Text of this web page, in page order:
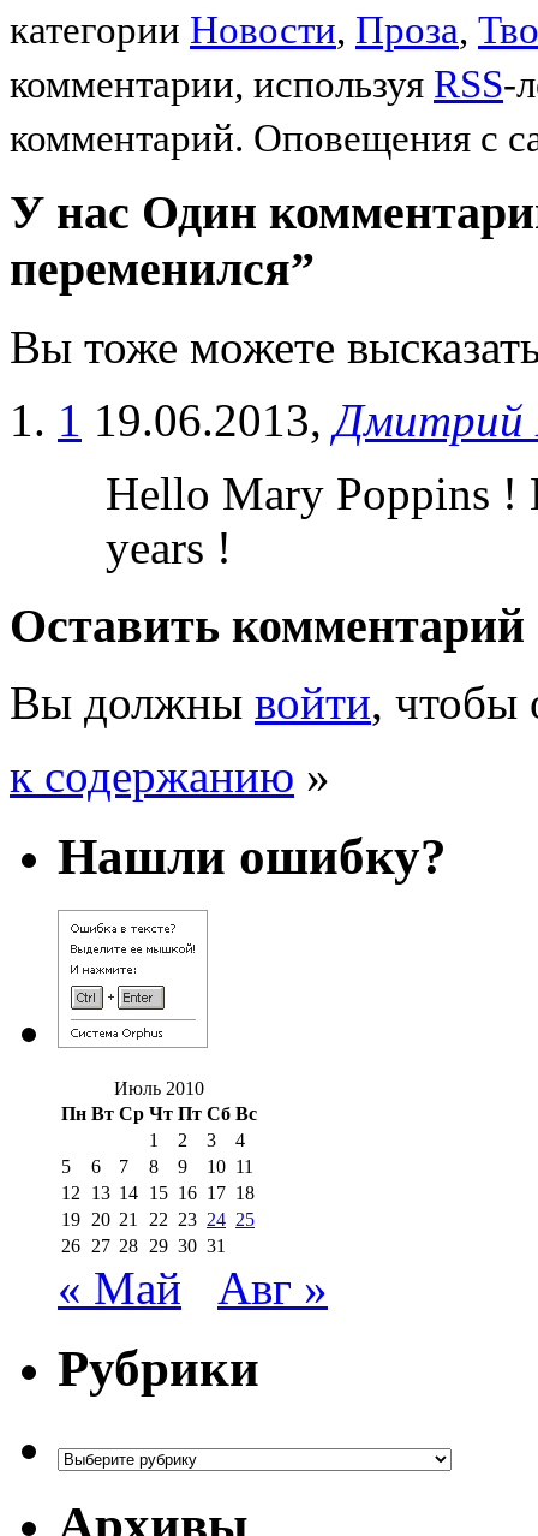
категории Новости, Проза,
комментарии, используя RSS-
комментарий. Оповещения с
У нас Один
переменился”
Вы тоже можете
1 19.06.2013,Дмитрий
Hello Mary Poppins !
years !
Оставить комментарий
Вы должны войти, чтобы
к содержанию »
Нашли ошибку?
Июль 2010
Пн Вт Ср Чт Пт Сб Вс
1
2 3
4
5
6 7 8 9 10 11
12
13 14 15 16 17 18
19 20 21 22 23 24 25
26 27 28 29 30 31
« Май Авг »
Рубрики
Рубрики
Архивы